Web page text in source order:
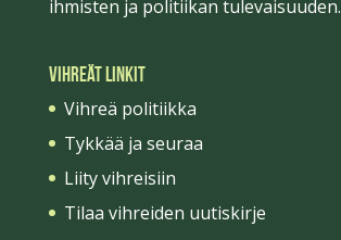
ihmisten ja politiikan tulevaisuuden.
Vihreät linkit
Vihreä politiikka
Tykkää ja seuraa
Liity vihreisiin
Tilaa vihreiden uutiskirje